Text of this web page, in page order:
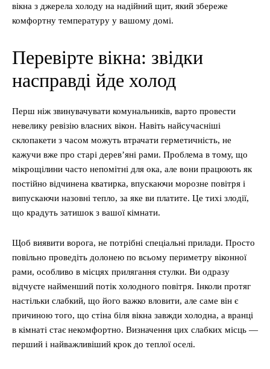
вікна з джерела холоду на надійний щит, який збереже
комфортну температуру у вашому домі.
Перевірте вікна: звідки
насправді йде холод
Перш ніж звинувачувати комунальників, варто провести
невелику ревізію власних вікон. Навіть найсучасніші
склопакети з часом можуть втрачати герметичність, не
кажучи вже про старі дерев’яні рами. Проблема в тому, що
мікрощілини часто непомітні для ока, але вони працюють як
постійно відчинена кватирка, впускаючи морозне повітря і
випускаючи назовні тепло, за яке ви платите. Це тихі злодії,
що крадуть затишок з вашої кімнати.
Щоб виявити ворога, не потрібні спеціальні прилади. Просто
повільно проведіть долонею по всьому периметру віконної
рами, особливо в місцях прилягання стулки. Ви одразу
відчуєте найменший потік холодного повітря. Інколи протяг
настільки слабкий, що його важко вловити, але саме він є
причиною того, що стіна біля вікна завжди холодна, а вранці
в кімнаті стає некомфортно. Визначення цих слабких місць —
перший і найважливіший крок до теплої оселі.